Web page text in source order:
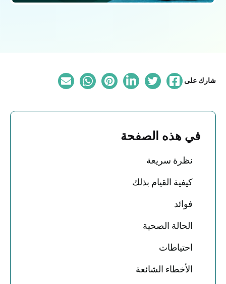
شارك على
في هذه الصفحة
نظرة سريعة
كيفية القيام بذلك
فوائد
الحالة الصحية
احتياطات
الأخطاء الشائعة